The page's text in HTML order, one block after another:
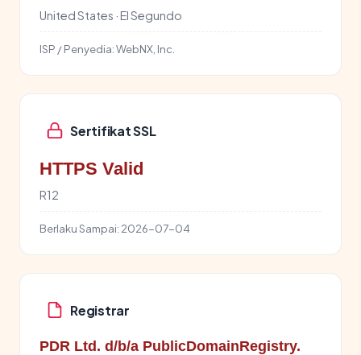
United States · El Segundo
ISP / Penyedia:WebNX, Inc.
Sertifikat SSL
HTTPS Valid
R12
Berlaku Sampai: 2026-07-04
Registrar
PDR Ltd. d/b/a PublicDomainRegistry.